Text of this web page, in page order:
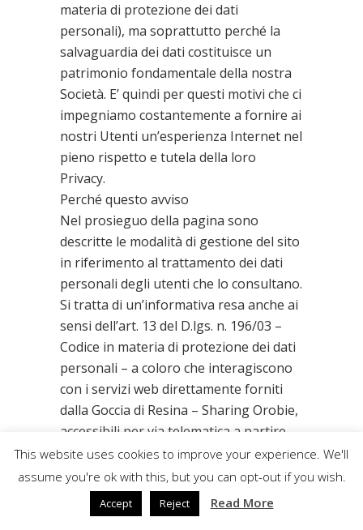
materia di protezione dei dati
personali), ma soprattutto perché la
salvaguardia dei dati costituisce un
patrimonio fondamentale della nostra
Società. E’ quindi per questi motivi che ci
impegniamo costantemente a fornire ai
nostri Utenti un’esperienza Internet nel
pieno rispetto e tutela della loro
Privacy.
Perché questo avviso
Nel prosieguo della pagina sono
descritte le modalità di gestione del sito
in riferimento al trattamento dei dati
personali degli utenti che lo consultano.
Si tratta di un’informativa resa anche ai
sensi dell’art. 13 del D.lgs. n. 196/03 –
Codice in materia di protezione dei dati
personali – a coloro che interagiscono
con i servizi web direttamente forniti
dalla Goccia di Resina – Sharing Orobie,
accessibili per via telematica a partire
dall’indirizzo:www.Goccia di Resina –
Sharing Orobie.it corrispondente alla
pagina iniziale del sito ufficiale di Goccia
di Resina – Sharing Orobie.
This website uses cookies to improve your experience. We'll
assume you're ok with this, but you can opt-out if you wish.
Accept Reject Read More